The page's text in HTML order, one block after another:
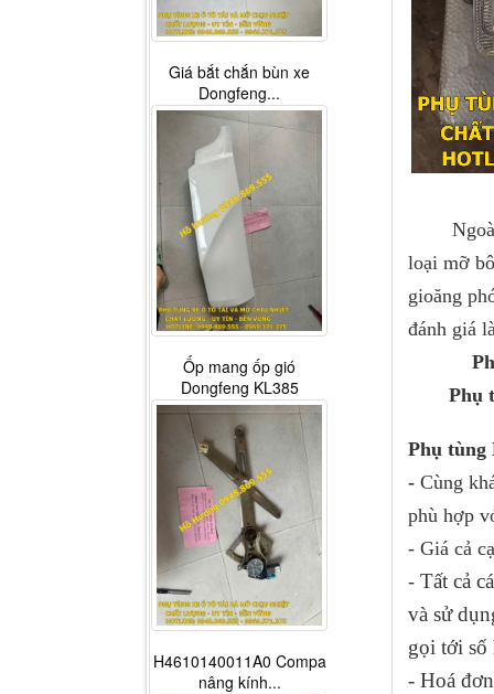
Ngoài
loại mỡ
gioăng
đánh giá
Phụ
Phụ tùng
- Cùng
phù hợp
- Giá cả
- Tất cả
và sử
gọi tới số
- Hoá
Giá bắt chắn bùn xe
Dongfeng...
Ốp mang ốp gió
Dongfeng KL385
H4610140011A0 Compa
nâng kính...